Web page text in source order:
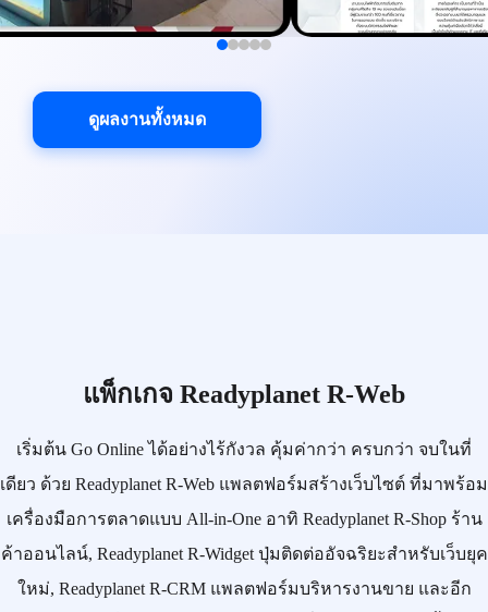
ดูผลงานทั้งหมด
แพ็กเกจ Readyplanet R-Web
เริ่มต้น Go Onlineได้อย่างไร้กังวล คุ้มค่ากว่า ครบกว่า จบในที่
เดียว ด้วย Readyplanet R-Web แพลตฟอร์มสร้างเว็บไซต์ ที่มาพร้อม
เครื่องมือการตลาดแบบ All-in-Oneอาทิ Readyplanet R-Shopร้าน
ค้าออนไลน์, Readyplanet R-Widgetปุ่มติดต่ออัจฉริยะสำหรับเว็บยุค
ใหม่, Readyplanet R-CRMแพลตฟอร์มบริหารงานขาย และอีก